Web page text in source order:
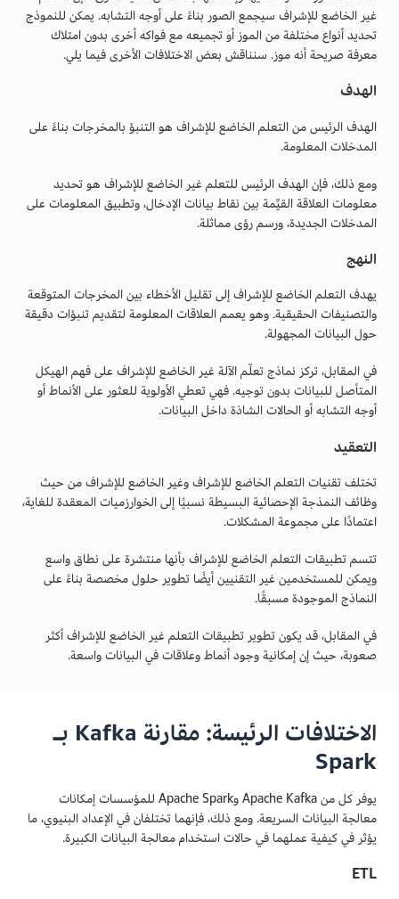
غير الخاضع للإشراف سيجمع الصور بناءً على أوجه التشابه. يمكن للنموذج
تحديد أنواع مختلفة من الموز أو تجميعه مع فواكه أخرى بدون امتلاك
معرفة صريحة أنه موز. سنناقش بعض الاختلافات الأخرى فيما يلي.
الهدف
الهدف الرئيس من التعلم الخاضع للإشراف هو التنبؤ بالمخرجات بناءً على
المدخلات المعلومة.
ومع ذلك، فإن الهدف الرئيس للتعلم غير الخاضع للإشراف هو تحديد
معلومات العلاقة القيِّمة بين نقاط بيانات الإدخال، وتطبيق المعلومات على
المدخلات الجديدة، ورسم رؤى مماثلة.
النهج
يهدف التعلم الخاضع للإشراف إلى تقليل الأخطاء بين المخرجات المتوقعة
والتصنيفات الحقيقية. وهو يعمم العلاقات المعلومة لتقديم تنبؤات دقيقة
حول البيانات المجهولة.
في المقابل، تركز نماذج تعلّم الآلة غير الخاضع للإشراف على فهم الهيكل
المتأصل للبيانات بدون توجيه. فهي تعطي الأولوية للعثور على الأنماط أو
أوجه التشابه أو الحالات الشاذة داخل البيانات.
التعقيد
تختلف تقنيات التعلم الخاضع للإشراف وغير الخاضع للإشراف من حيث
وظائف النمذجة الإحصائية البسيطة نسبيًا إلى الخوارزميات المعقدة للغاية،
اعتمادًا على مجموعة المشكلات.
تتسم تطبيقات التعلم الخاضع للإشراف بأنها منتشرة على نطاق واسع
ويمكن للمستخدمين غير التقنيين أيضًا تطوير حلول مخصصة بناءً على
النماذج الموجودة مسبقًا.
في المقابل، قد يكون تطوير تطبيقات التعلم غير الخاضع للإشراف أكثر
صعوبة، حيث إن إمكانية وجود أنماط وعلاقات في البيانات واسعة.
الاختلافات الرئيسة: مقارنة Kafka بـ
Spark
يوفر كل من Apache Kafka وApache Spark للمؤسسات إمكانات
معالجة البيانات السريعة. ومع ذلك، فإنهما تختلفان في الإعداد البنيوي، ما
يؤثر في كيفية عملهما في حالات استخدام معالجة البيانات الكبيرة.
ETL